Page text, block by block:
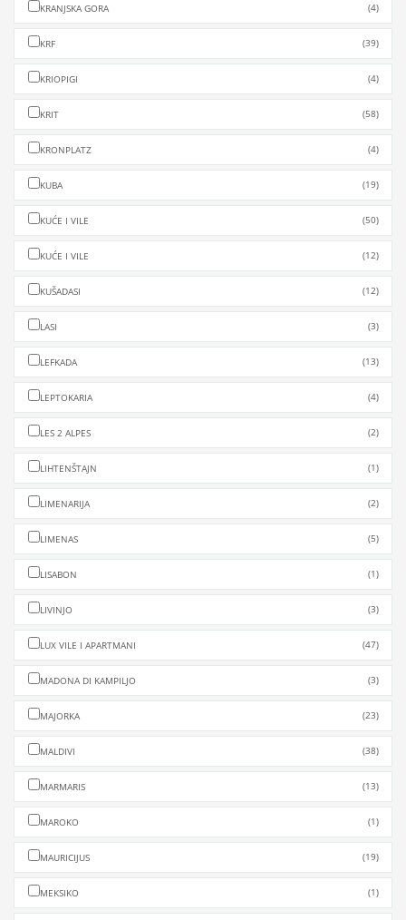
KRANJSKA GORA (4)
KRF (39)
KRIOPIGI (4)
KRIT (58)
KRONPLATZ (4)
KUBA (19)
KUĆE I VILE (50)
KUĆE I VILE (12)
KUŠADASI (12)
LASI (3)
LEFKADA (13)
LEPTOKARIA (4)
LES 2 ALPES (2)
LIHTENŠTAJN (1)
LIMENARIJA (2)
LIMENAS (5)
LISABON (1)
LIVINJO (3)
LUX VILE I APARTMANI (47)
MADONA DI KAMPILJO (3)
MAJORKA (23)
MALDIVI (38)
MARMARIS (13)
MAROKO (1)
MAURICIJUS (19)
MEKSIKO (1)